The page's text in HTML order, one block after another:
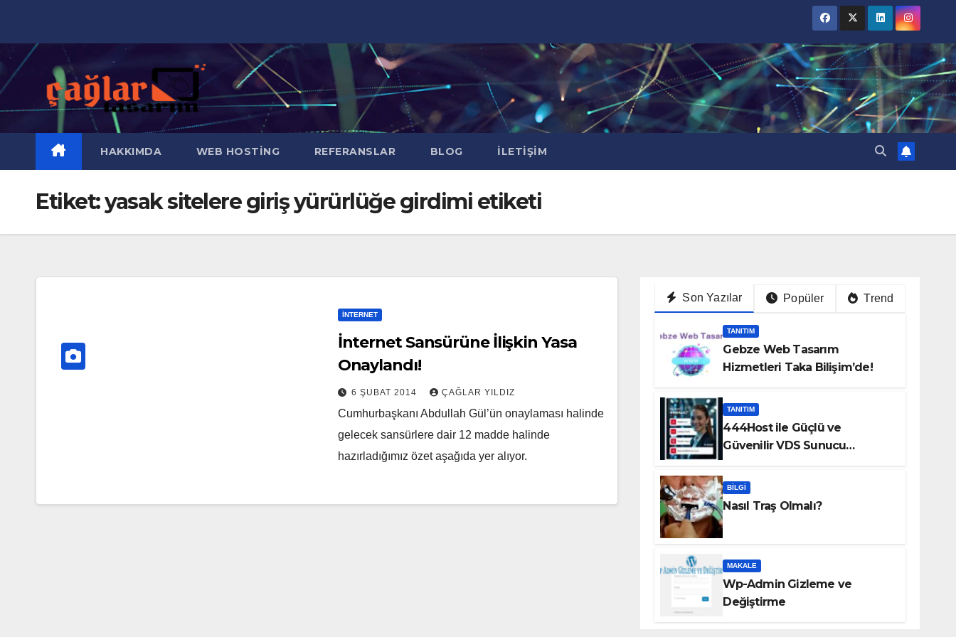
content
HAKKIMDA WEB HOSTING REFERANSLAR BLOG İLETIŞIM
Etiket:yasak sitelere giriş yürürlüğe girdimi etiketi
İNTERNET
İnternet Sansürüne İlişkin Yasa
Onaylandı!
6 ŞUBAT 2014 ÇAĞLAR YILDIZ
Cumhurbaşkanı Abdullah Gül’ün onaylaması halinde
gelecek sansürlere dair 12 madde halinde
hazırladığımız özet aşağıda yer alıyor.
Son Yazılar Popüler Trend
TANITIM
Gebze Web Tasarım
Hizmetleri Taka Bilişim’de!
TANITIM
444Host ile Güçlü ve
Güvenilir VDS Sunucu
BILGI
Nasıl Traş Olmalı?
MAKALE
Wp-Admin Gizleme ve
Değiştirme